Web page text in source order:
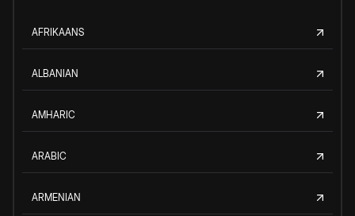
AFRIKAANS
ALBANIAN
AMHARIC
ARABIC
ARMENIAN